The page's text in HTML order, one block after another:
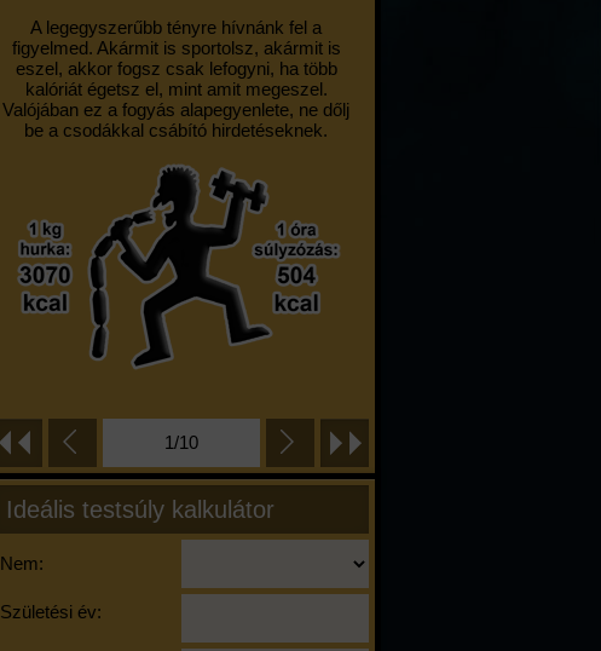
A legegyszerűbb tényre hívnánk fel a
figyelmed. Akármit is sportolsz, akármit is
eszel, akkor fogsz csak lefogyni, ha több
kalóriát égetsz el, mint amit megeszel.
Valójában ez a fogyás alapegyenlete, ne dőlj
be a csodákkal csábító hirdetéseknek.
1/10
Ideális testsúly kalkulátor
Nem:
Születési év: